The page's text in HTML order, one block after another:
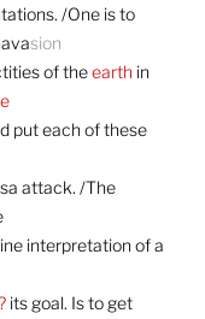
/One is to
sion
of theearth in
e
put each of these
attack. /The
interpretation of a
its goal. Is to get